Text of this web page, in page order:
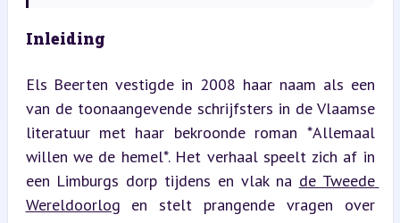
Inleiding
Els Beerten vestigde in 2008 haar naam als een
van de toonaangevende schrijfsters in de Vlaamse
literatuur met haar bekroonde roman *Allemaal
willen we de hemel*. Het verhaal speelt zich af in
een Limburgs dorp tijdens en vlak na de Tweede
Wereldoorlog en stelt prangende vragen over